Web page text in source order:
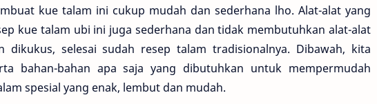
kue talam ini cukup mudah dan sederhana lho. Alat-alat yang
kue talam ubi ini juga sederhana dan tidak membutuhkan alat-alat
dikukus, selesai sudah resep talam tradisionalnya. Dibawah, kita
bahan-bahan apa saja yang dibutuhkan untuk mempermudah
spesial yang enak, lembut dan mudah.